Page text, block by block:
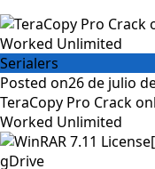
Serialers
Posted on26 de julio
TeraCopy Pro Crack
Worked Unlimited